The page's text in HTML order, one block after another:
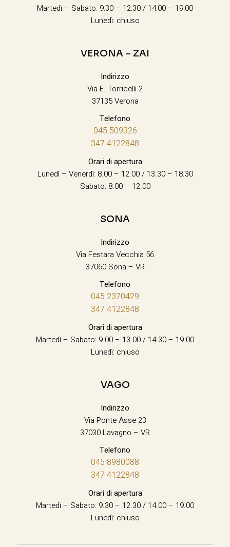
Martedì – Sabato: 9:30 – 12:30 / 14:00 – 19:00
Lunedì: chiuso
VERONA – ZAI
Indirizzo
Via E. Torricelli 2
37135 Verona
Telefono
045 509326
347 4122848
Orari di apertura
Lunedì – Venerdì: 8.00 – 12.00 / 13.30 – 18.30
Sabato: 8.00 – 12.00
SONA
Indirizzo
Via Festara Vecchia 56
37060 Sona – VR
Telefono
045 2370429
347 4122848
Orari di apertura
Martedì – Sabato: 9.00 – 13.00 / 14.30 – 19.00
Lunedì: chiuso
VAGO
Indirizzo
Via Ponte Asse 23
37030 Lavagno – VR
Telefono
045 8980088
347 4122848
Orari di apertura
Martedì – Sabato: 9.30 – 12.30 / 14.00 – 19.00
Lunedì: chiuso